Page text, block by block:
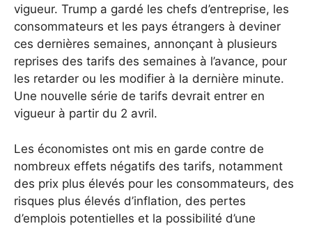
vigueur. Trump a gardé les chefs d’entreprise, les
consommateurs et les pays étrangers à deviner
ces dernières semaines, annonçant à plusieurs
reprises des tarifs des semaines à l’avance, pour
les retarder ou les modifier à la dernière minute.
Une nouvelle série de tarifs devrait entrer en
vigueur à partir du 2 avril.
Les économistes ont mis en garde contre de
nombreux effets négatifs des tarifs, notamment
des prix plus élevés pour les consommateurs, des
risques plus élevés d’inflation, des pertes
d’emplois potentielles et la possibilité d’une